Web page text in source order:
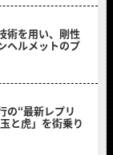
術を用い、剛性
ヘルメットのプ
の“最新レプリ
と虎」を街乗り